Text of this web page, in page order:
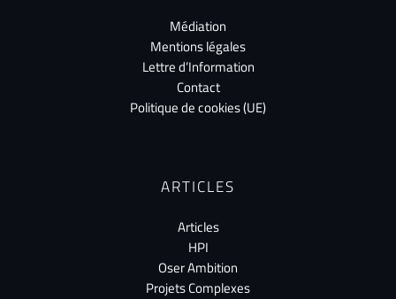
Médiation
Mentions légales
Lettre d’Information
Contact
Politique de cookies (UE)
ARTICLES
Articles
HPI
Oser Ambition
Projets Complexes